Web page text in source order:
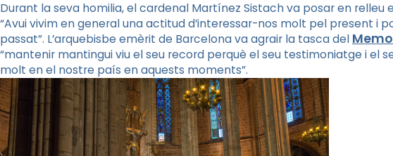
Durant la seva homilia, el cardenal Martínez Sistach va posar en relleu
“Avui vivim en general una actitud d’interessar-nos molt pel present i
passat”. L’arquebisbe emèrit de Barcelona va agrair la tasca del
“mantenir mantingui viu el seu record perquè el seu testimoniatge i el
molt en el nostre país en aquests moments”.